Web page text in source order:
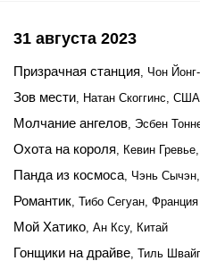
31 августа 2023
Призрачная станция, Чон
Зов мести, Натан Скоггинс, США
Молчание ангелов, Эсбен
Охота на короля, Кевин
Панда из космоса, Чэнь
Романтик, Тибо Сегуан, Франция
Мой Хатико, Ан Ксу, Китай
Гонщики на драйве, Тиль